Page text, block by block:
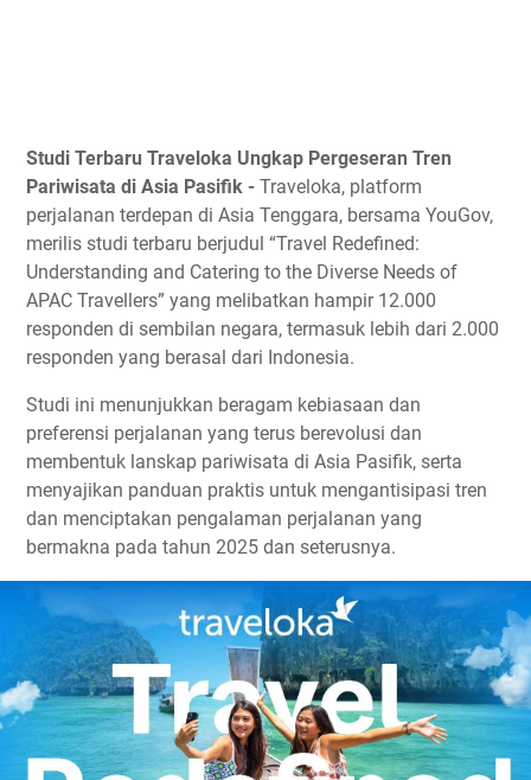
Studi Terbaru Traveloka Ungkap Pergeseran Tren
Pariwisata di Asia Pasifik - Traveloka, platform
perjalanan terdepan di Asia Tenggara, bersama YouGov,
merilis studi terbaru berjudul “Travel Redefined:
Understanding and Catering to the Diverse Needs of
APAC Travellers” yang melibatkan hampir 12.000
responden di sembilan negara, termasuk lebih dari 2.000
responden yang berasal dari Indonesia.
Studi ini menunjukkan beragam kebiasaan dan
preferensi perjalanan yang terus berevolusi dan
membentuk lanskap pariwisata di Asia Pasifik, serta
menyajikan panduan praktis untuk mengantisipasi tren
dan menciptakan pengalaman perjalanan yang
bermakna pada tahun 2025 dan seterusnya.